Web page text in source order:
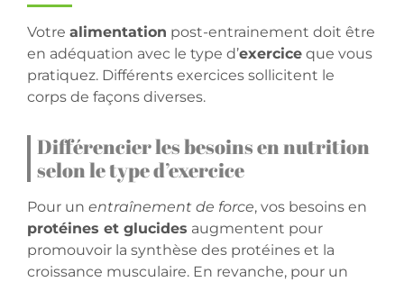
Votre alimentation post-entrainement doit être
en adéquation avec le type d’exercice que vous
pratiquez. Différents exercices sollicitent le
corps de façons diverses.
Différencier les besoins en nutrition
selon le type d’exercice
Pour un entraînement de force, vos besoins en
protéines et glucides augmentent pour
promouvoir la synthèse des protéines et la
croissance musculaire. En revanche, pour un